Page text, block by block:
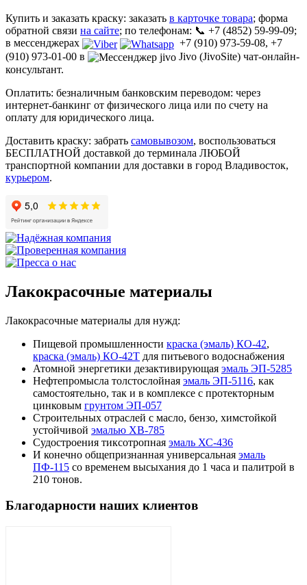
Купить и заказать краску: заказать в карточке товара; форма
обратной связи на сайте; по телефонам: 📞 +7 (4852) 59-99-09;
в мессенджерах
+7 (910) 973-59-08, +7
(910) 973-01-00 в
Jivo (JivoSite) чат-онлайн-
консультант.
Оплатить: безналичным банковским переводом: через
интернет-банкинг от физического лица или по счету на
оплату для юридического лица.
Доставить краску: забрать самовывозом, воспользоваться
БЕСПЛАТНОЙ доставкой до терминала ЛЮБОЙ
транспортной компании для доставки в город Владивосток,
курьером.
Лакокрасочные материалы
Лакокрасочные материалы для нужд:
Пищевой промышленности краска (эмаль) КО-42,
краска (эмаль) КО-42Т для питьевого водоснабжения
Атомной энергетики дезактивирующая эмаль ЭП-5285
Нефтепромысла толстослойная эмаль ЭП-5116, как
самостоятельно, так и в комплексе с протекторным
цинковым грунтом ЭП-057
Строительных отраслей с масло, бензо, химстойкой
устойчивой эмалью ХВ-785
Судостроения тиксотропная эмаль ХС-436
И конечно общепризнанная универсальная эмаль
ПФ-115 со временем высыхания до 1 часа и палитрой в
210 тонов.
Благодарности наших клиентов